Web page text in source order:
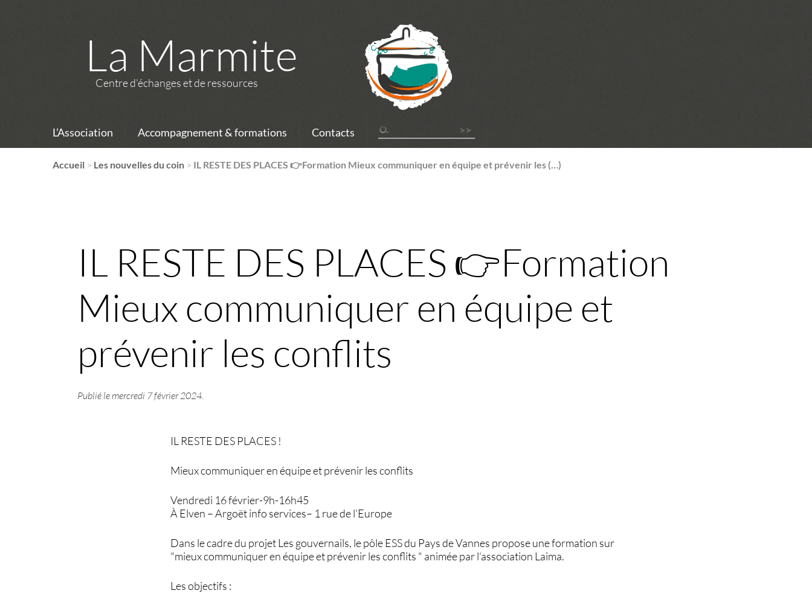
La Marmite
Centre d’échanges et de ressources
L’Association Accompagnement & formations Contacts
Accueil > Les nouvelles du coin > IL RESTE DES PLACES 👉Formation Mieux communiquer en équipe et prévenir les (…)
IL RESTE DES PLACES 👉Formation
Mieux communiquer en équipe et
prévenir les conflits
Publié le mercredi 7 février 2024.
IL RESTE DES PLACES !
Mieux communiquer en équipe et prévenir les conflits
Vendredi 16 février-9h-16h45
À Elven – Argoët info services– 1 rue de l’Europe
Dans le cadre du projet Les gouvernails, le pôle ESS du Pays de Vannes propose une formation sur
"mieux communiquer en équipe et prévenir les conflits " animée par l’association Laima.
Les objectifs :